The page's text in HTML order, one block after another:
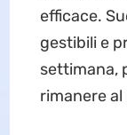
efficace.
gestibili e
settimana,
rimanere